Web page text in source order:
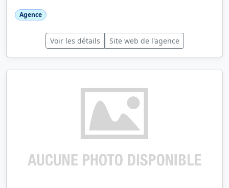
Agence
Voir les détails Site web de l'agence